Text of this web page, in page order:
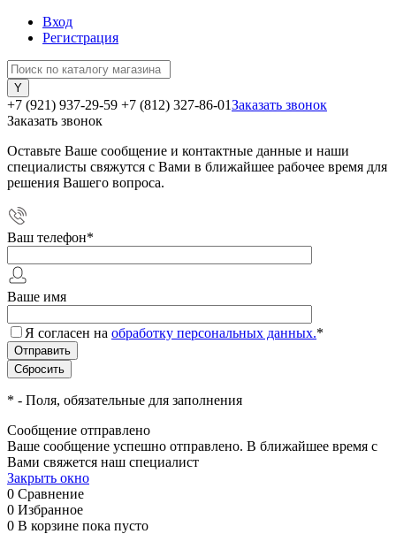
Вход
Регистрация
+7 (921) 937-29-59 +7 (812) 327-86-01Заказать звонок
Заказать звонок
Оставьте Ваше сообщение и контактные данные и наши
специалисты свяжутся с Вами в ближайшее рабочее время для
решения Вашего вопроса.
Ваш телефон*
Ваше имя
Я согласен на обработку персональных данных.*
* - Поля, обязательные для заполнения
Сообщение отправлено
Ваше сообщение успешно отправлено. В ближайшее время с
Вами свяжется наш специалист
Закрыть окно
0 Сравнение
0 Избранное
0 В корзине пока пусто